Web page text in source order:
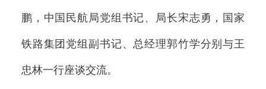
鹏，中国民航局党组书记、局长宋志勇，国家
铁路集团党组副书记、总经理郭竹学分别与王
忠林一行座谈交流。